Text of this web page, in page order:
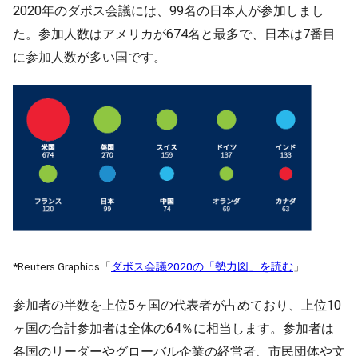
2020年のダボス会議には、99名の日本人が参加しまし
た。参加人数はアメリカが674名と最多で、日本は7番目
に参加人数が多い国です。
*Reuters Graphics「 ダボス会議2020の「勢力図」を読む 」
参加者の半数を上位5ヶ国の代表者が占めており、上位10
ヶ国の合計参加者は全体の64％に相当します。参加者は
各国のリーダーやグローバル企業の経営者、市民団体や文